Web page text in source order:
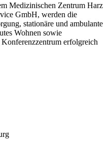
Medizinischen Zentrum Harz
GmbH, werden die
stationäre und ambulante
Wohnen sowie
erfolgreich